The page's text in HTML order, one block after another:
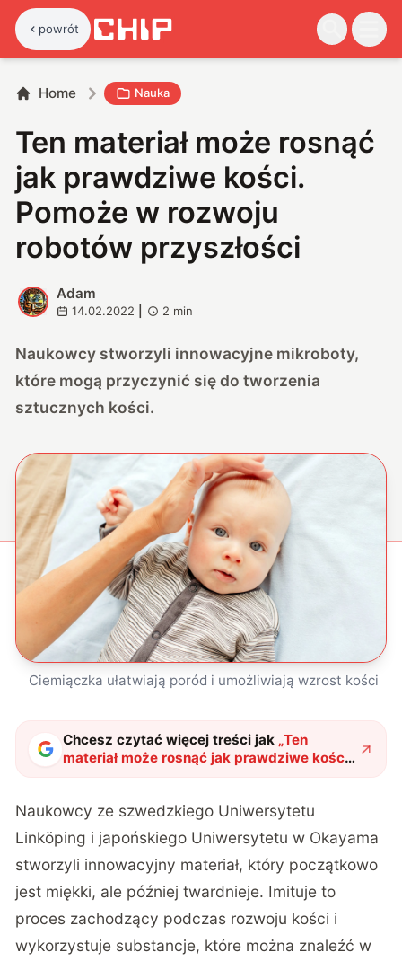
powrót
Home Nauka
Ten materiał może rosnąć
jak prawdziwe kości.
Pomoże w rozwoju
robotów przyszłości
A
Adam
14.02.2022 2 min
Naukowcy stworzyli innowacyjne mikroboty,
które mogą przyczynić się do tworzenia
sztucznych kości.
Ciemiączka ułatwiają poród i umożliwiają wzrost kości
Chcesz czytać więcej treści jak „Ten
materiał może rosnąć jak prawdziwe kości.
Pomoże w rozwoju robotów przyszłości"?
Naukowcy ze szwedzkiego Uniwersytetu
Linköping i japońskiego Uniwersytetu w Okayama
stworzyli innowacyjny materiał, który początkowo
jest miękki, ale później twardnieje. Imituje to
proces zachodzący podczas rozwoju kości i
wykorzystuje substancje, które można znaleźć w